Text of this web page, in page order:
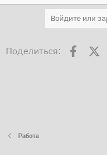
Войдите или
Поделиться:
Работа